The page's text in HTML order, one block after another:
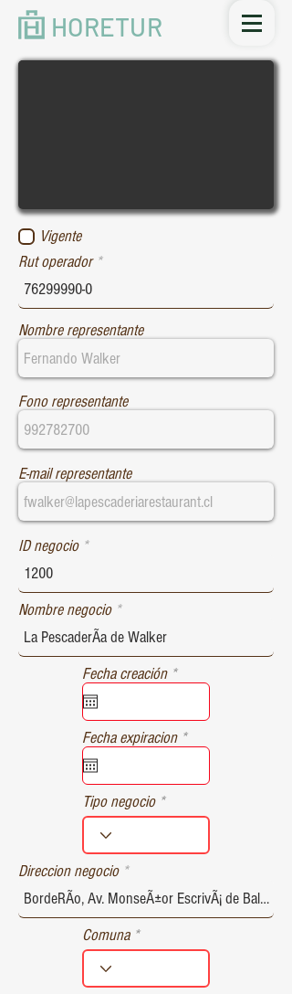
HORETUR
Vigente
Rut operador
Nombre representante
Fono representante
E-mail representante
ID negocio
Nombre negocio
Fecha creación *r
e
u
i
d
Fecha expiracion *r
e
u
r
d
Tipo negocio
Direccion negocio
Comuna